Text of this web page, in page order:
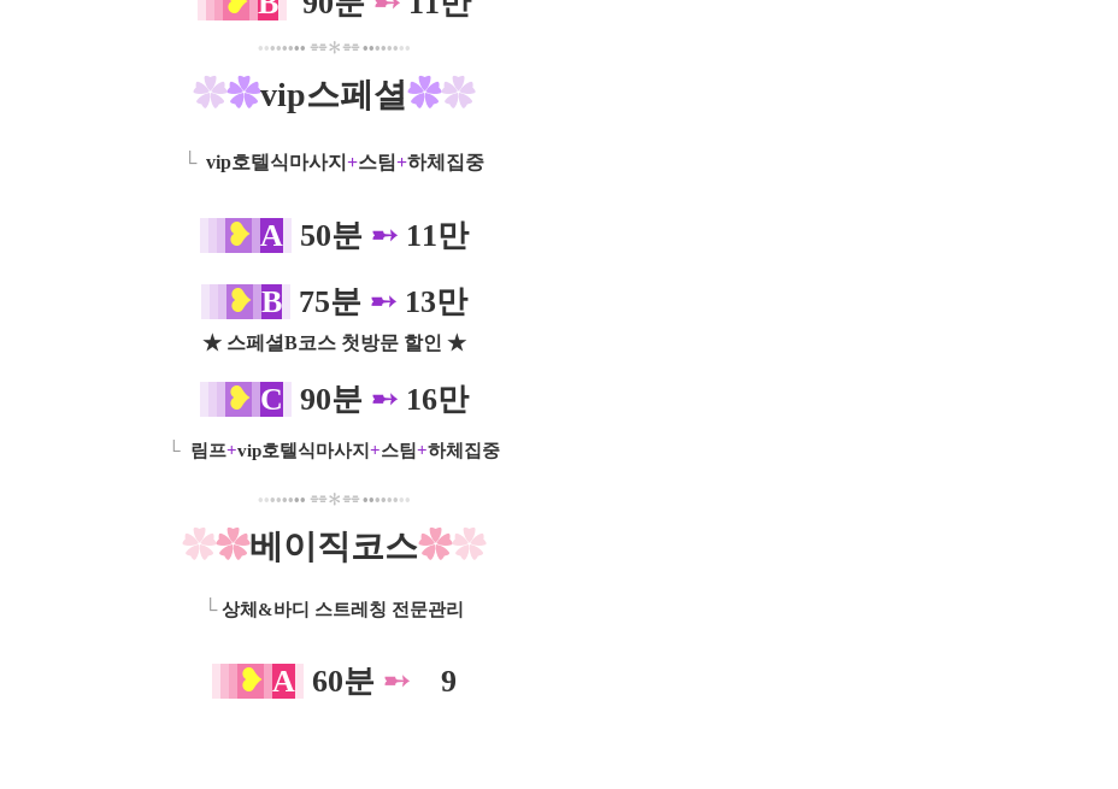
•••••••• ⌯⌯✽⌯⌯ ••••••••
✿✿vip스페셜✿✿
└ vip호텔식마사지 +스팀+하체집중
❥ A 50분 ➸11만
❥ B 75분 ➸13만
★ 스페셜B코스 첫방문 할인 ★
❥ C 90분 ➸16만
└ 림프+vip호텔식마사지 +스팀+하체집중
•••••••• ⌯⌯✽⌯⌯ ••••••••
✿✿베이직코스✿✿
└상체&바디 스트레칭 전문관리
❥ A 60분 ➸0 9